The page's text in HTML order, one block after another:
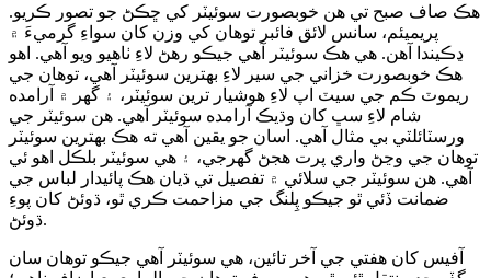
هڪ صاف صبح تي هن خوبصورت سوئيٽر کي ڇڪڻ جو تصور ڪريو.
پريميئم، سانس لائق فائبر توهان کي وزن کان سواءِ گرميءَ ۾
ڍڪيندا آهن. هي هڪ سوئيٽر آهي جيڪو رهڻ لاءِ ٺاهيو ويو آهي. اهو
هڪ خوبصورت خزاني جي سير لاءِ بهترين سوئيٽر آهي، توهان جي
ريموٽ ڪم جي سيٽ اپ لاءِ هوشيار ترين سوئيٽر، ۽ گهر ۾ آرامده
شام ​​لاءِ سڀ کان وڌيڪ آرامده سوئيٽر آهي. هن سوئيٽر جي
ورسٽائلٽي بي مثال آهي. اسان جو يقين آهي ته هڪ بهترين سوئيٽر
توهان جي وڃڻ واري پرت هجڻ گهرجي، ۽ هي سوئيٽر بلڪل اهو ئي
آهي. هن سوئيٽر جي سلائي ۾ تفصيل تي ڌيان هڪ پائيدار لباس جي
ضمانت ڏئي ٿو جيڪو پِلنگ جي مزاحمت ڪري ٿو، ڌوئڻ کان پوءِ
ڌوئڻ.
آفيس کان هفتي جي آخر تائين، هي سوئيٽر آهي جيڪو توهان سان